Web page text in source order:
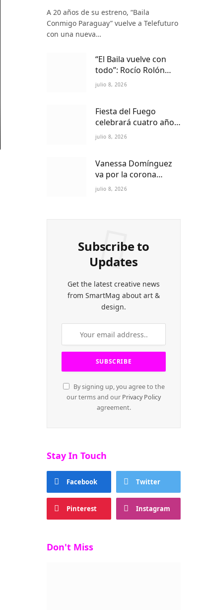
paraguaya
A 20 años de su estreno, “Baila
Conmigo Paraguay” vuelve a Telefuturo
con una nueva…
“El Baila vuelve con
todo”: Rocío Rolón
adelanta detalles del
paraguaya
julio 8, 2026
Fiesta del Fuego
celebrará cuatro años
de Folklore Fusión en
julio 8, 2026
Vanessa Domínguez
va por la corona
internacional:
julio 8, 2026
Subscribe to
Updates
Get the latest creative news
from SmartMag about art &
design.
By signing up, you agree to the
our terms and our Privacy Policy
agreement.
Stay In Touch
Facebook Twitter
Pinterest Instagram
Don't Miss